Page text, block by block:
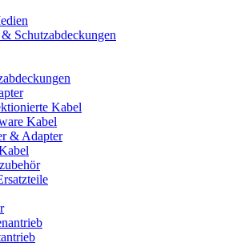
Schutzabdeckungen
Kabel
Kabel
& Adapter